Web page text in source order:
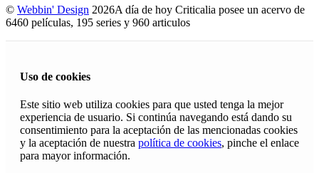
© Webbin' Design 2026A día de hoy Criticalia posee un acervo de
6460 películas, 195 series y 960 articulos
Uso de cookies
Este sitio web utiliza cookies para que usted tenga la mejor
experiencia de usuario. Si continúa navegando está dando su
consentimiento para la aceptación de las mencionadas cookies
y la aceptación de nuestra política de cookies, pinche el enlace
para mayor información.